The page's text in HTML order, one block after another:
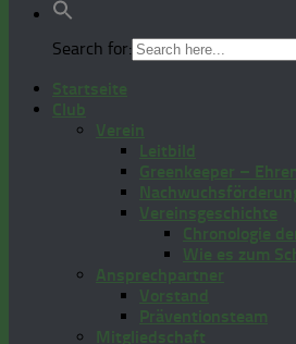
Search for:
Startseite
Club
Verein
Leitbild
Greenkeeper –
Vereinsgeschichte
Chronologie
Wie es zum
Ansprechpartner
Vorstand
Präventionsteam
Mitgliedschaft